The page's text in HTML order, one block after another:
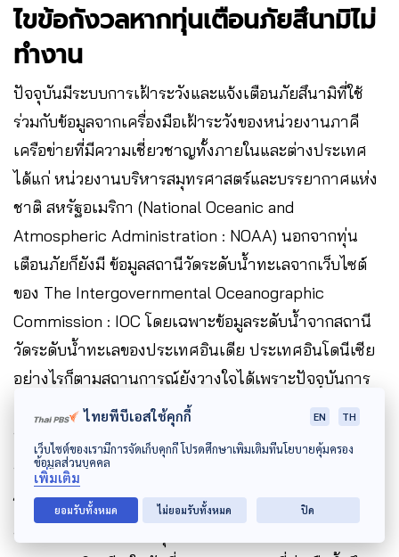
ไขข้อกังวลหากทุ่นเตือนภัยสึนามิไม่
ทำงาน
ปัจจุบันมีระบบการเฝ้าระวังและแจ้งเตือนภัยสึนามิที่ใช้
ร่วมกับข้อมูลจากเครื่องมือเฝ้าระวังของหน่วยงานภาคี
เครือข่ายที่มีความเชี่ยวชาญทั้งภายในและต่างประเทศ
ได้แก่ หน่วยงานบริหารสมุทรศาสตร์และบรรยากาศแห่ง
ชาติ สหรัฐอเมริกา (National Oceanic and
Atmospheric Administration : NOAA) นอกจากทุ่น
เตือนภัยก็ยังมี ข้อมูลสถานีวัดระดับน้ำทะเลจากเว็บไซต์
ของ The Intergovernmental Oceanographic
Commission : IOC โดยเฉพาะข้อมูลระดับน้ำจากสถานี
วัดระดับน้ำทะเลของประเทศอินเดีย ประเทศอินโดนีเซีย
อย่างไรก็ตามสถานการณ์ยังวางใจได้เพราะปัจจุบันการ
ติดตั้งทุ่นเตือนภัยสึนามิระยะไกลใช้งานได้ปกติแล้ว เป็น
ทุ่นติดตั้งในมหาสมุทรอินเดีย สถานี 23401 ห่างจากเกาะ
ภูเก็ตไปทางทิศตะวันตกประมาณ 965 กิโลเมตร
โดยก่อนหน้านี้ ปภ.ได้ปล่อยเรือเพื่อวางทุ่นตรวจวัดคลื่นสึ
นามิ ไปแล้ว จำนวน 1 จุด บริเวณฝั่งทะเลอันดามันและ
ไทยพีบีเอสใช้คุกกี้ EN TH
เว็บไซต์ของเรามีการจัดเก็บคุกกี้ โปรดศึกษาเพิ่มเติมที่นโยบายคุ้มครอง
ข้อมูลส่วนบุคคล
เพิ่มเติม
ยอมรับทั้งหมด ไม่ยอมรับทั้งหมด ปิด